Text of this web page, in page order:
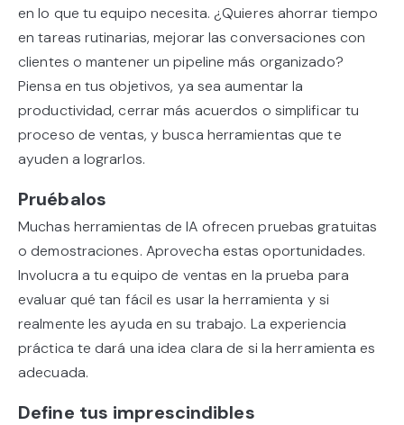
en lo que tu equipo necesita. ¿Quieres ahorrar tiempo
en tareas rutinarias, mejorar las conversaciones con
clientes o mantener un pipeline más organizado?
Piensa en tus objetivos, ya sea aumentar la
productividad, cerrar más acuerdos o simplificar tu
proceso de ventas, y busca herramientas que te
ayuden a lograrlos.
Pruébalos
Muchas herramientas de IA ofrecen pruebas gratuitas
o demostraciones. Aprovecha estas oportunidades.
Involucra a tu equipo de ventas en la prueba para
evaluar qué tan fácil es usar la herramienta y si
realmente les ayuda en su trabajo. La experiencia
práctica te dará una idea clara de si la herramienta es
adecuada.
Define tus imprescindibles